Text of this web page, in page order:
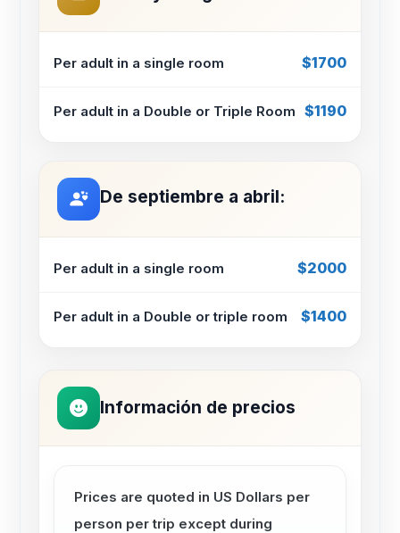
Per adult in a single room $1700
Per adult in a Double or Triple Room $1190
De septiembre a abril:
Per adult in a single room $2000
Per adult in a Double or triple room $1400
Información de precios
Prices are quoted in US Dollars per
person per trip except during